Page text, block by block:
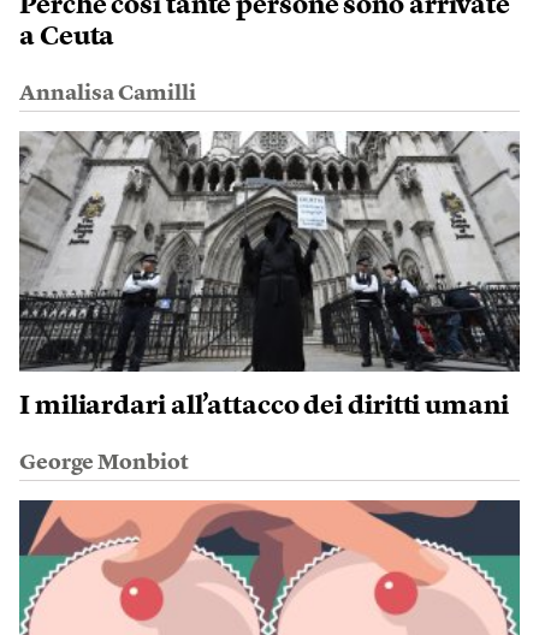
Perché così tante persone sono arrivate
a Ceuta
Annalisa Camilli
I miliardari all’attacco dei diritti umani
George Monbiot